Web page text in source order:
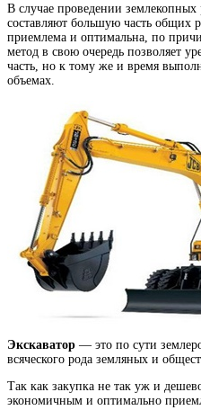
В случае проведении землекопных
составляют большую часть общих
приемлема и оптимальна, по
метод в свою очередь позволяет
часть, но к тому же и время
объемах.
Экскаватор — это по сути
всяческого рода земляных и
Так как закупка не так уж и
экономичным и оптимально